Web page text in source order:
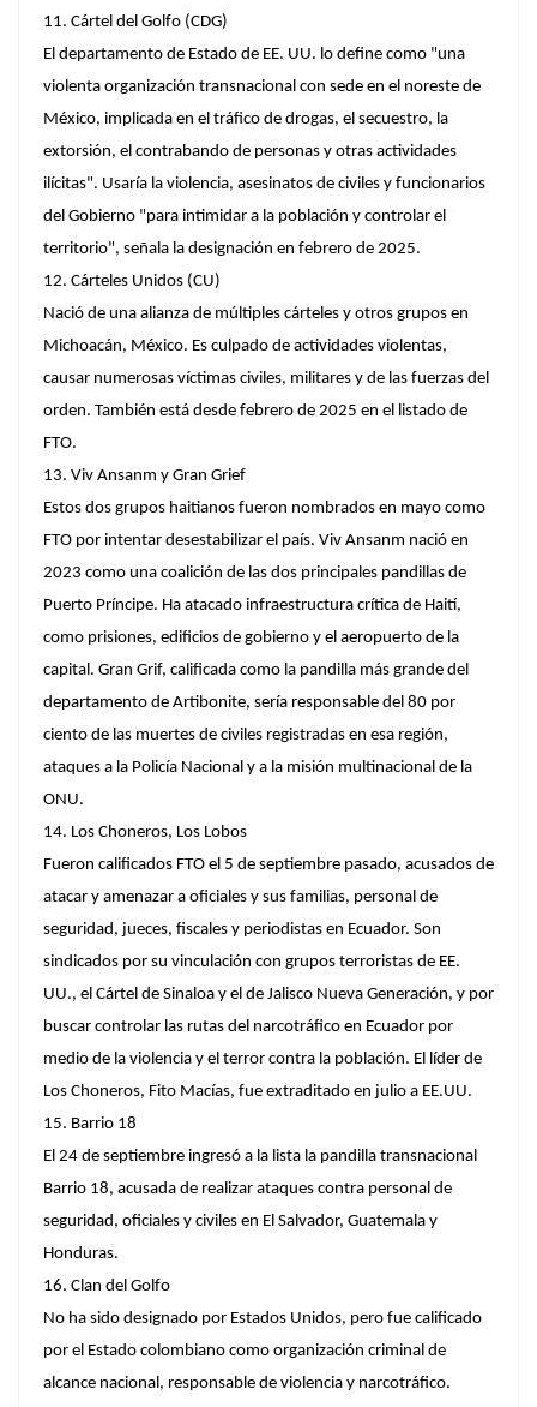
11. Cártel del Golfo (CDG)​
El departamento de Estado de EE. UU. lo define como "una
violenta organización transnacional con sede en el noreste de
México, implicada en el tráfico de drogas, el secuestro, la
extorsión, el contrabando de personas y otras actividades
ilícitas". Usaría la violencia, asesinatos de civiles y funcionarios
del Gobierno "para intimidar a la población y controlar el
territorio", señala la designación en febrero de 2025.
12. Cárteles Unidos (CU)
Nació de una alianza de múltiples cárteles y otros grupos en
Michoacán, México. Es culpado de actividades violentas,
causar numerosas víctimas civiles, militares y de las fuerzas del
orden. También está desde febrero de 2025 en el listado de
FTO.
13. Viv Ansanm y Gran Grief
Estos dos grupos haitianos fueron nombrados en mayo como
FTO por intentar desestabilizar el país. Viv Ansanm nació en
2023 como una coalición de las dos principales pandillas de
Puerto Príncipe. Ha atacado infraestructura crítica de Haití,
como prisiones, edificios de gobierno y el aeropuerto de la
capital. Gran Grif, calificada como la pandilla más grande del
departamento de Artibonite, sería responsable del 80 por
ciento de las muertes de civiles registradas en esa región,
ataques a la Policía Nacional y a la misión multinacional de la
ONU.
14. Los Choneros, Los Lobos
Fueron calificados FTO el 5 de septiembre pasado, acusados de
atacar y amenazar a oficiales y sus familias, personal de
seguridad, jueces, fiscales y periodistas en Ecuador. Son
sindicados por su vinculación con grupos terroristas de EE.
UU., el Cártel de Sinaloa y el de Jalisco Nueva Generación, y por
buscar controlar las rutas del narcotráfico en Ecuador por
medio de la violencia y el terror contra la población. El líder de
Los Choneros, Fito Macías, fue extraditado en julio a EE.UU.
15. Barrio 18
El 24 de septiembre ingresó a la lista la pandilla transnacional
Barrio 18, acusada de realizar ataques contra personal de
seguridad, oficiales y civiles en El Salvador, Guatemala y
Honduras.
16. Clan del Golfo
No ha sido designado por Estados Unidos, pero fue calificado
por el Estado colombiano como organización criminal de
alcance nacional, responsable de violencia y narcotráfico.